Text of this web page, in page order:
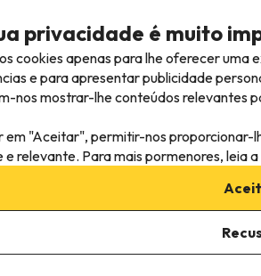
Bel Appartement spacieux 65m2 Les Arcs 1950
privacidade é muito
cookies apenas para lhe oferecer uma
e para apresentar publicidade
nos mostrar-lhe conteúdos relevantes
em "Aceitar", permitir-nos proporcionar-
relevante. Para mais pormenores, leia a